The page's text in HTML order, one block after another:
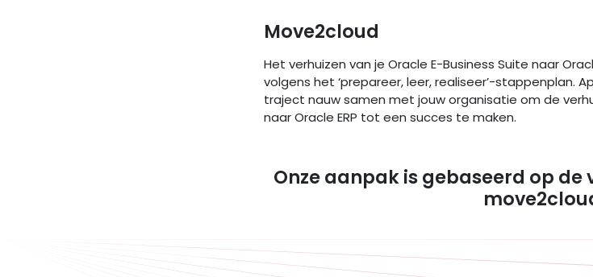
Move2cloud
Het verhuizen van je Oracle E-Business Suite naar
volgens het ‘prepareer, leer, realiseer’-stappenplan.
traject nauw samen met jouw organisatie om de
naar Oracle ERP tot een succes te maken.
Onze aanpak is gebaseerd op de